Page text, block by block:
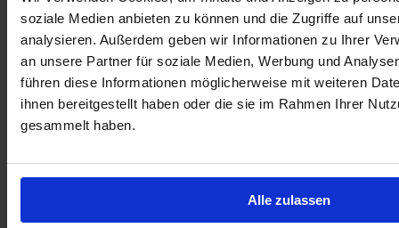
soziale Medien anbieten zu können und die Zugriffe auf
analysieren. Außerdem geben wir Informationen zu Ihrer
an unsere Partner für soziale Medien, Werbung und
führen diese Informationen möglicherweise mit weiteren
ihnen bereitgestellt haben oder die sie im Rahmen Ihrer
gesammelt haben.
Alle zulassen